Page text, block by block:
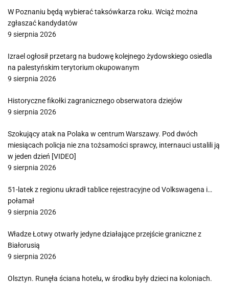
W Poznaniu będą wybierać taksówkarza roku. Wciąż można
zgłaszać kandydatów
9 sierpnia 2026
Izrael ogłosił przetarg na budowę kolejnego żydowskiego osiedla
na palestyńskim terytorium okupowanym
9 sierpnia 2026
Historyczne fikołki zagranicznego obserwatora dziejów
9 sierpnia 2026
Szokujący atak na Polaka w centrum Warszawy. Pod dwóch
miesiącach policja nie zna tożsamości sprawcy, internauci ustalili ją
w jeden dzień [VIDEO]
9 sierpnia 2026
51-latek z regionu ukradł tablice rejestracyjne od Volkswagena i…
połamał
9 sierpnia 2026
Władze Łotwy otwarły jedyne działające przejście graniczne z
Białorusią
9 sierpnia 2026
Olsztyn. Runęła ściana hotelu, w środku były dzieci na koloniach.